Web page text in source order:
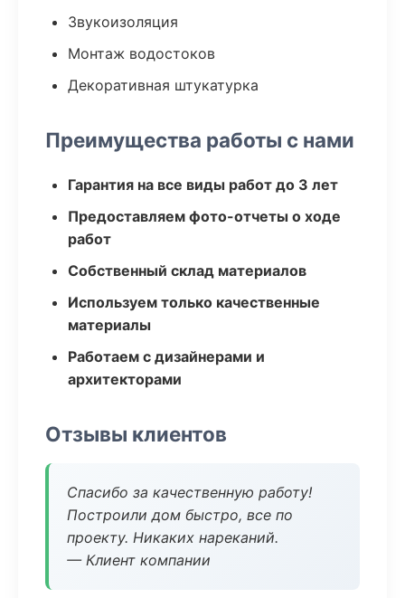
Звукоизоляция
Монтаж водостоков
Декоративная штукатурка
Преимущества работы с нами
Гарантия на все виды работ до 3 лет
Предоставляем фото-отчеты о ходе
работ
Собственный склад материалов
Используем только качественные
материалы
Работаем с дизайнерами и
архитекторами
Отзывы клиентов
Спасибо за качественную работу!
Построили дом быстро, все по
проекту. Никаких нареканий.
— Клиент компании